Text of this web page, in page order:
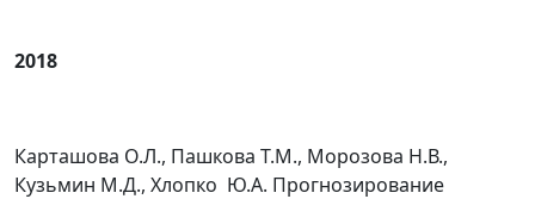
2018
Карташова О.Л., Пашкова Т.М., Морозова Н.В.,
Кузьмин М.Д., Хлопко Ю.А. Прогнозирование